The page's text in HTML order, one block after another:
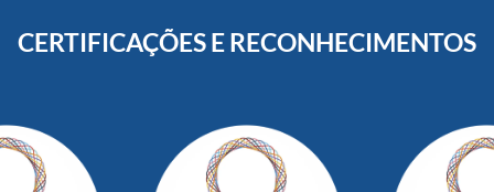
CERTIFICAÇÕES E RECONHECIMENTOS